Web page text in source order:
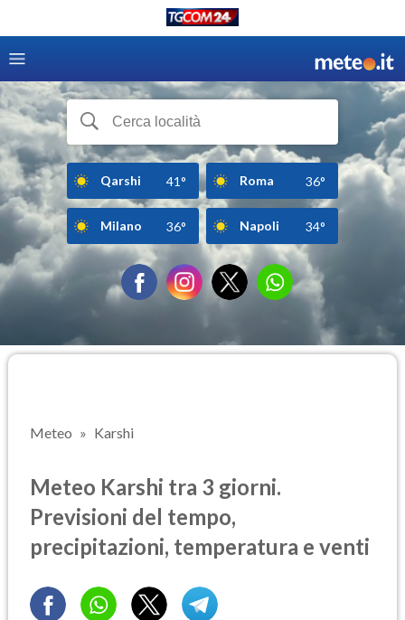
Qarshi 41° Roma 36°
Milano 36° Napoli 34°
Meteo Karshi
Meteo Karshi tra 3 giorni.
Previsioni del tempo,
precipitazioni, temperatura e venti